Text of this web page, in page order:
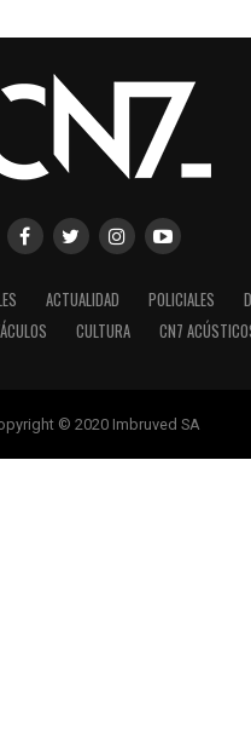
ACTUALIDAD POLICIALES
CULTURA CN7
© 2020 Imbruved SA